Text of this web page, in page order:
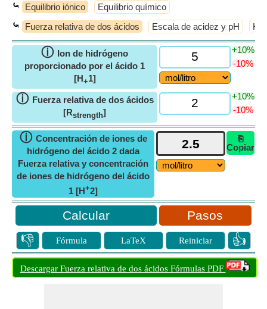
⤿ Equilibrio iónico Equilibrio químico
⤿ Fuerza relativa de dos ácidos Escala de acidez y pH
ⓘ Ion de hidrógeno
proporcionado por el ácido 1
[H+1]
+10%
-10%
ⓘ Fuerza relativa de dos ácidos
[Rstrength]
+10%
-10%
ⓘ Concentración de iones de
hidrógeno del ácido 2 dada
Fuerza relativa y concentración
de iones de hidrógeno del ácido
1 [H+2]
⎘
Copiar
Pasos
👎 Fórmula LaTeX Reiniciar 👍
Descargar Fuerza relativa de dos ácidos Fórmulas PDF